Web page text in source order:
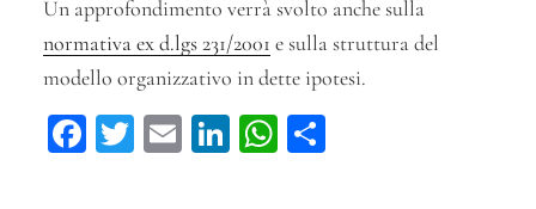
Un approfondimento verrà svolto anche sulla
normativa ex d.lgs 231/2001 e sulla struttura del
modello organizzativo in dette ipotesi.
Fa T
E
Li W